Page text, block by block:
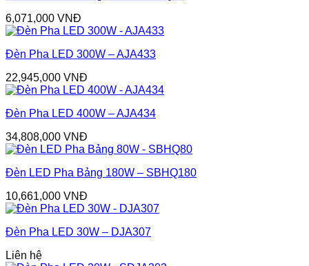
6,071,000 VNĐ
Đèn Pha LED 300W – AJA433
22,945,000 VNĐ
Đèn Pha LED 400W – AJA434
34,808,000 VNĐ
Đèn LED Pha Bảng 180W – SBHQ180
10,661,000 VNĐ
Đèn Pha LED 30W – DJA307
Liên hệ